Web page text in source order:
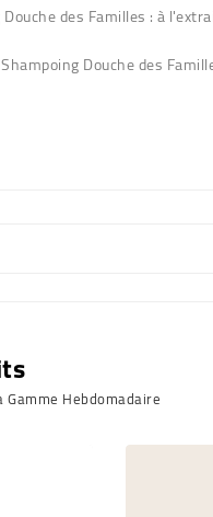
des Familles : à
Douche des
Hebdomadaire